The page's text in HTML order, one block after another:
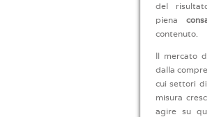
del
piena
contenuto.
Il mercato
dalla
cui settori
misura
agire su